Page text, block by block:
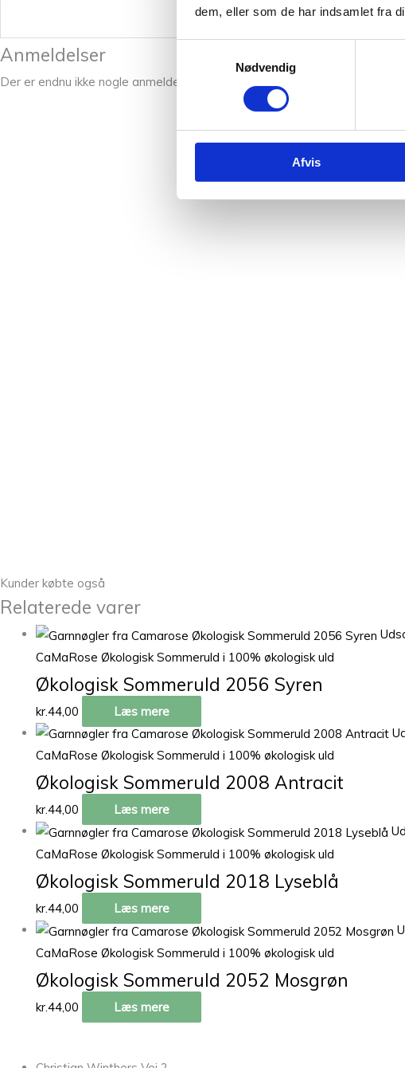
dem, eller som de har indsamlet fra
Nødvendig
Afvis
Vægt
Anmeldelser
Der er endnu ikke nogle anmeldelser.
Kunder købte også
Relaterede varer
CaMaRose Økologisk Sommeruld i 100% økologisk uld
Økologisk Sommeruld 2056 Syren
kr.44,00
Læs mere
CaMaRose Økologisk Sommeruld i 100% økologisk uld
Økologisk Sommeruld 2008 Antracit
kr.44,00
Læs mere
CaMaRose Økologisk Sommeruld i 100% økologisk uld
Økologisk Sommeruld 2018 Lyseblå
kr.44,00
Læs mere
CaMaRose Økologisk Sommeruld i 100% økologisk uld
Økologisk Sommeruld 2052 Mosgrøn
kr.44,00 Læs mere